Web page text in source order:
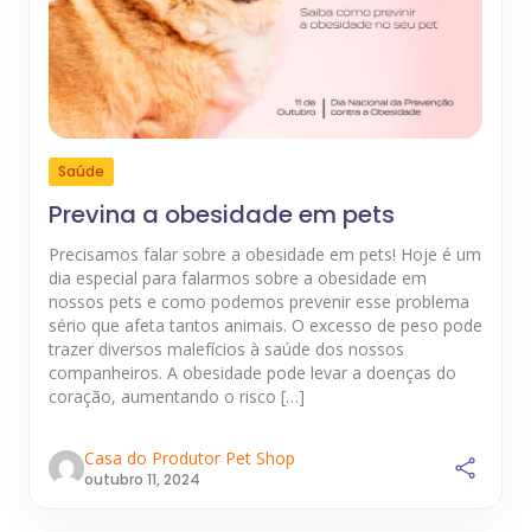
Saúde
Previna a obesidade em pets
Precisamos falar sobre a obesidade em pets! Hoje é um
dia especial para falarmos sobre a obesidade em
nossos pets e como podemos prevenir esse problema
sério que afeta tantos animais. O excesso de peso pode
trazer diversos malefícios à saúde dos nossos
companheiros. A obesidade pode levar a doenças do
coração, aumentando o risco […]
Casa do Produtor Pet Shop
outubro 11, 2024